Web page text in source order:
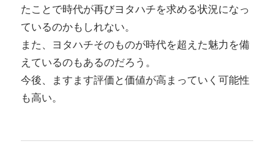
たことで時代が再びヨタハチを求める状況になっ
ているのかもしれない。
また、ヨタハチそのものが時代を超えた魅力を備
えているのもあるのだろう。
今後、ますます評価と価値が高まっていく可能性
も高い。